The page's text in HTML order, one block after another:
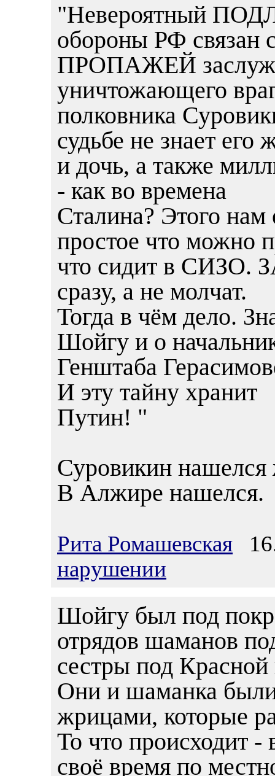
"Невероятный
обороны РФ связан
ПРОПАЖЕЙ
уничтожающего
полковника
судьбе не знает его
и дочь, а также
- как во времена
Сталина? Этого
простое что можно
что сидит в СИЗО.
сразу, а не молчат.
Тогда в чём дело.
Шойгу и о
Генштаба
И эту тайну хранит
Путин! "
Суровикин нашелся
В Алжире нашелся.
Рита Ромашевская
нарушении
Шойгу был под
отрядов шаманов
сестры под
Они и шаманка
жрицами, которые
То что происходит
своё время по